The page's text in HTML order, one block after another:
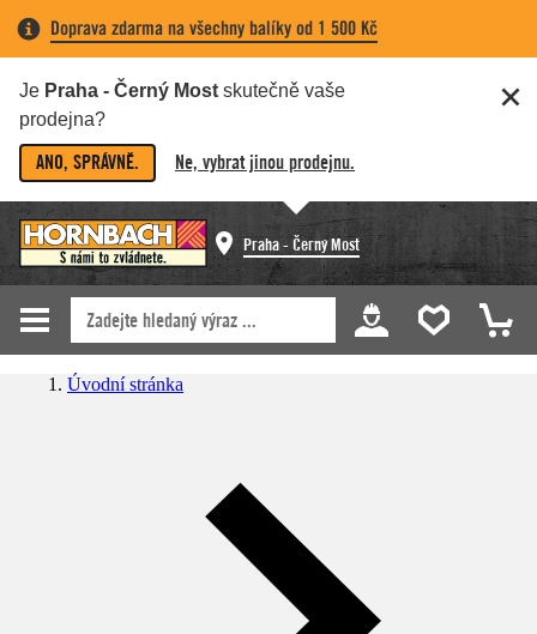
Doprava zdarma na všechny balíky od 1 500 Kč
Je Praha - Černý Most skutečně vaše
prodejna?
ANO, SPRÁVNĚ. Ne, vybrat jinou prodejnu.
Praha - Černý Most
Úvodní stránka